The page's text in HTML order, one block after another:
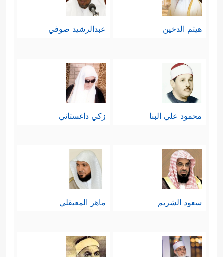
هيثم الدخين عبدالرشيد صوفي
محمود علي البنا زكي داغستاني
سعود الشريم ماهر المعيقلي